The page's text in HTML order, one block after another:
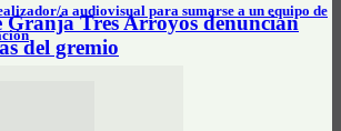
a audiovisual para sumarse a un equipo de
Granja Tres Arroyos denuncian
del gremio